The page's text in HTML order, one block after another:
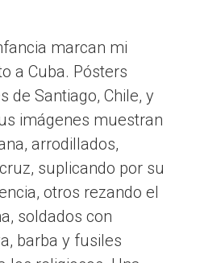
marcan mi
a Cuba. Pósters
de Santiago, Chile, y
imágenes muestran
arrodillados,
suplicando por su
otros rezando el
soldados con
barba y fusiles